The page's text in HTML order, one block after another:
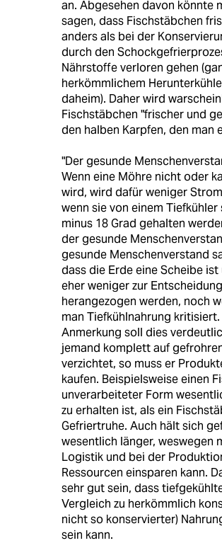
an. Abgesehen davon könnte
sagen, dass Fischstäbchen
anders als bei der
durch den
Nährstoffe verloren gehen
herkömmlichem
daheim). Daher wird
Fischstäbchen "frischer und
den halben Karpfen, den man
"Der gesunde
Wenn eine Möhre nicht oder
wird, wird dafür weniger
wenn sie von einem
minus 18 Grad gehalten
der gesunde
gesunde Menschenverstand
dass die Erde eine Scheibe
eher weniger zur
herangezogen werden, noch
man Tiefkühlnahrung
Anmerkung soll dies
jemand komplett auf
verzichtet, so muss er
kaufen. Beispielsweise einen
unverarbeiteter Form
zu erhalten ist, als ein
Gefriertruhe. Auch hält sich
wesentlich länger, weswegen
Logistik und bei der
Ressourcen einsparen kann.
sehr gut sein, dass
Vergleich zu herkömmlich
nicht so konservierter)
sein kann.